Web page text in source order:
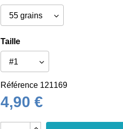
Taille
Référence 121169
4,90 €